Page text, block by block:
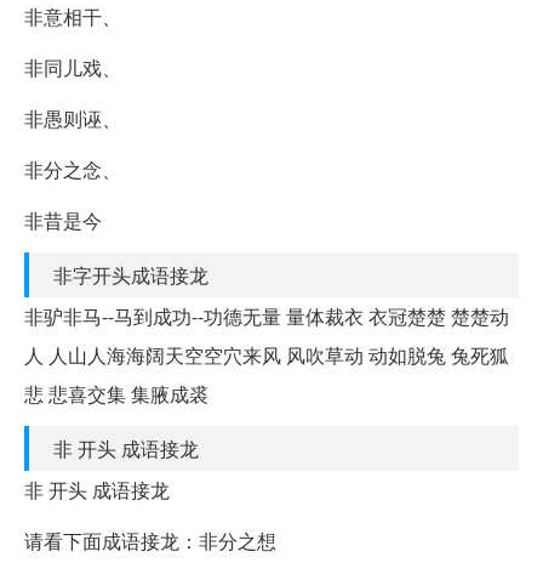
非意相干、
非同儿戏、
非愚则诬、
非分之念、
非昔是今
非字开头成语接龙
非驴非马--马到成功--功德无量 量体裁衣 衣冠楚楚 楚楚动
人 人山人海海阔天空空穴来风 风吹草动 动如脱兔 兔死狐
悲 悲喜交集 集腋成裘
非 开头 成语接龙
非 开头 成语接龙
请看下面成语接龙：非分之想